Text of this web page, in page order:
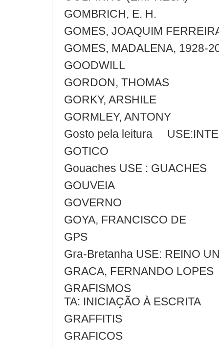
GOMBRICH, E. H.
GOMES, JOAQUIM
GOMES, MADALENA, 1928-
GOODWILL
GORDON, THOMAS
GORKY, ARSHILE
GORMLEY, ANTONY
Gosto pela leitura
GOTICO
Gouaches USE : GUACHES
GOUVEIA
GOVERNO
GOYA, FRANCISCO DE
GPS
Gra-Bretanha USE: REINO
GRACA, FERNANDO LOPES
GRAFISMOS
TA: INICIAÇÃO À ESCRITA
GRAFFITIS
GRAFICOS